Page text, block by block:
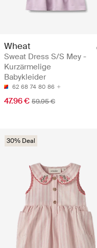
Wheat
Sweat Dress S/S Mey -
Kurzärmelige
Babykleider
62 68 74 80 86
47.96 € 59.95 €
30% Deal